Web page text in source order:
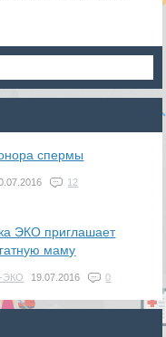
спермы
12
ЭКО приглашает
маму
ЭКО 19.07.2016 0